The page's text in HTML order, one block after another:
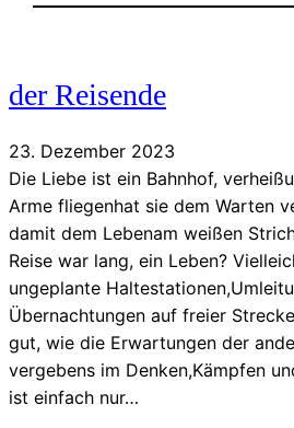
der Reisende
23. Dezember 2023
Die Liebe ist ein Bahnhof,
Arme fliegenhat sie dem Warten
damit dem Lebenam weißen
Reise war lang, ein Leben?
ungeplante
Übernachtungen auf freier
gut, wie die Erwartungen der
vergebens im Denken,Kämpfen
ist einfach nur…